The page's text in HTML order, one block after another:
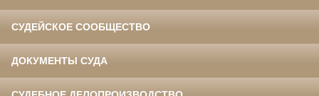
СУДЕЙСКОЕ СООБЩЕСТВО
ДОКУМЕНТЫ СУДА